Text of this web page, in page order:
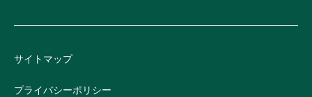
サイトマップ
プライバシーポリシー